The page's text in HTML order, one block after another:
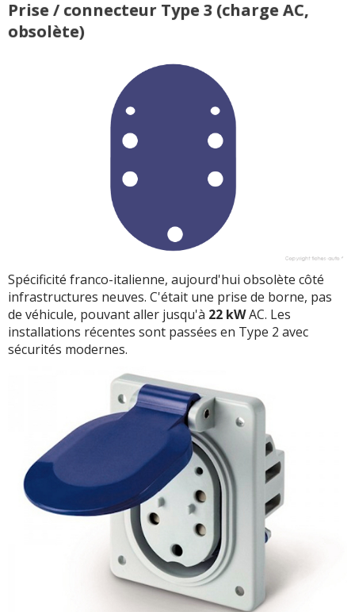
Prise / connecteur Type 3 (charge AC,
obsolète)
Spécificité franco-italienne, aujourd'hui obsolète côté
infrastructures neuves. C'était une prise de borne, pas
de véhicule, pouvant aller jusqu'à 22 kWAC. Les
installations récentes sont passées en Type 2 avec
sécurités modernes.